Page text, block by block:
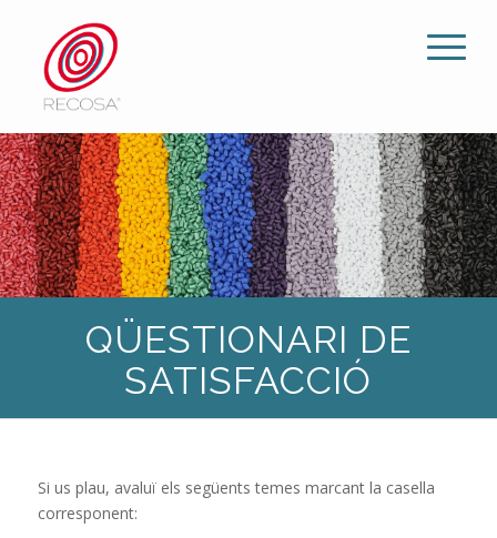
QÜESTIONARI DE
SATISFACCIÓ
Si us plau, avaluï els següents temes marcant la casella
corresponent: